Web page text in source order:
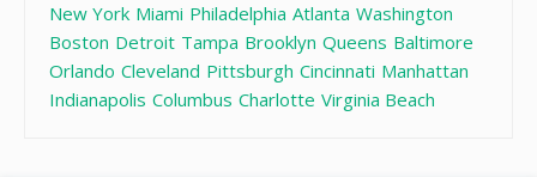
New York Miami Philadelphia Atlanta Washington
Boston Detroit Tampa Brooklyn Queens Baltimore
Orlando Cleveland Pittsburgh Cincinnati Manhattan
Indianapolis Columbus Charlotte Virginia Beach